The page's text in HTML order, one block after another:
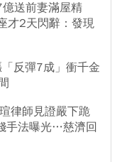
送前妻滿屋精
才2天閃辭：發現
反彈7成」衝千金
律師見證嚴下跪
手法曝光…慈濟回